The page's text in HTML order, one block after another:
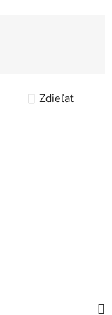
Zdieľať